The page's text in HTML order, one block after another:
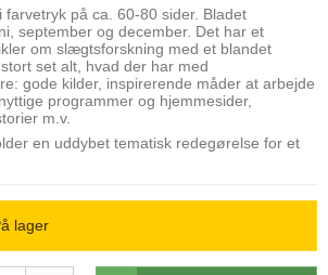
farvetryk på ca. 60-80 sider. Bladet
september og december. Det har et
om slægtsforskning med et blandet
set alt, hvad der har med
gode kilder, inspirerende måder at arbejde
programmer og hjemmesider,
m.v.
en uddybet tematisk redegørelse for et
lager